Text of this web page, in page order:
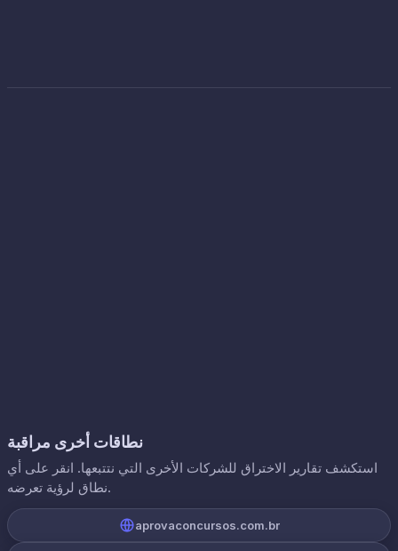
نطاقات أخرى مراقبة
استكشف تقارير الاختراق للشركات الأخرى التي نتتبعها. انقر على أي
نطاق لرؤية تعرضه.
aprovaconcursos.com.br